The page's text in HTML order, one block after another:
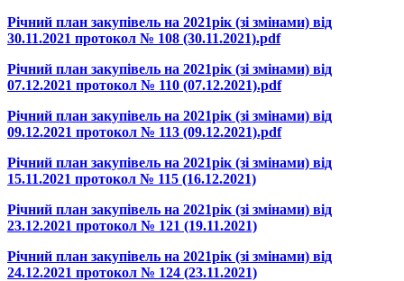
Річний план закупівель на 2021рік (зі змінами) від
30.11.2021 протокол № 108 (30.11.2021).pdf
Річний план закупівель на 2021рік (зі змінами) від
07.12.2021 протокол № 110 (07.12.2021).pdf
Річний план закупівель на 2021рік (зі змінами) від
09.12.2021 протокол № 113 (09.12.2021).pdf
Річний план закупівель на 2021рік (зі змінами) від
15.11.2021 протокол № 115 (16.12.2021)
Річний план закупівель на 2021рік (зі змінами) від
23.12.2021 протокол № 121 (19.11.2021)
Річний план закупівель на 2021рік (зі змінами) від
24.12.2021 протокол № 124 (23.11.2021)